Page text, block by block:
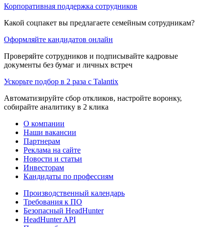
Корпоративная поддержка сотрудников
Какой соцпакет вы предлагаете семейным сотрудникам?
Оформляйте кандидатов онлайн
Проверяйте сотрудников и подписывайте кадровые
документы без бумаг и личных встреч
Ускорьте подбор в 2 раза с Talantix
Автоматизируйте сбор откликов, настройте воронку,
собирайте аналитику в 2 клика
О компании
Наши вакансии
Партнерам
Реклама на сайте
Новости и статьи
Инвесторам
Кандидаты по профессиям
Производственный календарь
Требования к ПО
Безопасный HeadHunter
HeadHunter API